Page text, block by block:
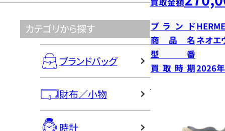
カテゴリから探す
ブランドバッグ
財布／小物
時計
ブランド
商品名 ネオエ
型番
買取時期2026